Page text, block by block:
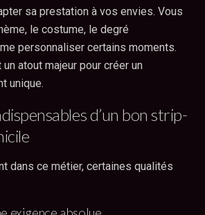
sa prestation à vos envies. Vous
le costume, le degré
personnaliser certains moments.
atout majeur pour créer un
unique.
d’un bon strip-
dans ce métier, certaines qualités